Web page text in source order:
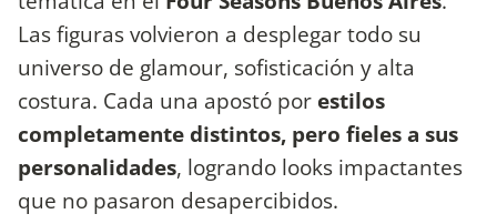
Las figuras volvieron a desplegar todo su
universo de glamour, sofisticación y alta
costura. Cada una apostó por estilos
completamente distintos, pero fieles a sus
personalidades, logrando looks impactantes
que no pasaron desapercibidos.